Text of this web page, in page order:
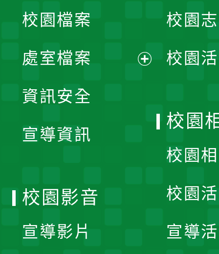
單
校園檔案
處室檔案
資訊安全
宣導資訊
校園
校園
校園
校園
校園
宣導
校園影音
宣導影片